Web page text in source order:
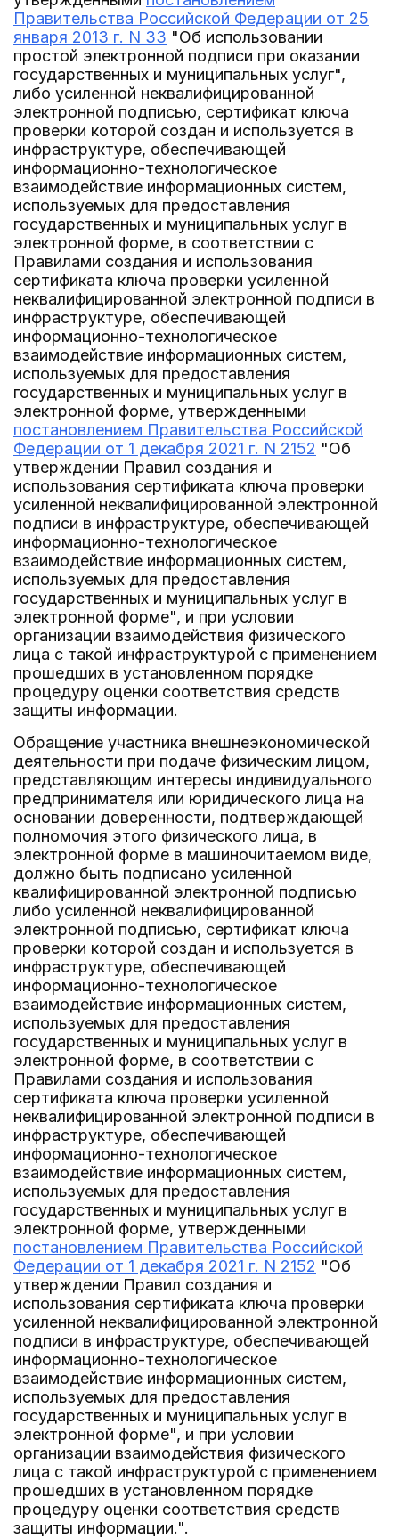
Правительства Российской Федерации от 25
января 2013 г. N 33 "Об использовании
простой электронной подписи при оказании
государственных и муниципальных услуг",
либо усиленной неквалифицированной
электронной подписью, сертификат ключа
проверки которой создан и используется в
инфраструктуре, обеспечивающей
информационно-технологическое
взаимодействие информационных систем,
используемых для предоставления
государственных и муниципальных услуг в
электронной форме, в соответствии с
Правилами создания и использования
сертификата ключа проверки усиленной
неквалифицированной электронной подписи в
инфраструктуре, обеспечивающей
информационно-технологическое
взаимодействие информационных систем,
используемых для предоставления
государственных и муниципальных услуг в
электронной форме, утвержденными
постановлением Правительства Российской
Федерации от 1 декабря 2021 г. N 2152 "Об
утверждении Правил создания и
использования сертификата ключа проверки
усиленной неквалифицированной электронной
подписи в инфраструктуре, обеспечивающей
информационно-технологическое
взаимодействие информационных систем,
используемых для предоставления
государственных и муниципальных услуг в
электронной форме", и при условии
организации взаимодействия физического
лица с такой инфраструктурой с применением
прошедших в установленном порядке
процедуру оценки соответствия средств
защиты информации.
Обращение участника внешнеэкономической
деятельности при подаче физическим лицом,
представляющим интересы индивидуального
предпринимателя или юридического лица на
основании доверенности, подтверждающей
полномочия этого физического лица, в
электронной форме в машиночитаемом виде,
должно быть подписано усиленной
квалифицированной электронной подписью
либо усиленной неквалифицированной
электронной подписью, сертификат ключа
проверки которой создан и используется в
инфраструктуре, обеспечивающей
информационно-технологическое
взаимодействие информационных систем,
используемых для предоставления
государственных и муниципальных услуг в
электронной форме, в соответствии с
Правилами создания и использования
сертификата ключа проверки усиленной
неквалифицированной электронной подписи в
инфраструктуре, обеспечивающей
информационно-технологическое
взаимодействие информационных систем,
используемых для предоставления
государственных и муниципальных услуг в
электронной форме, утвержденными
постановлением Правительства Российской
Федерации от 1 декабря 2021 г. N 2152 "Об
утверждении Правил создания и
использования сертификата ключа проверки
усиленной неквалифицированной электронной
подписи в инфраструктуре, обеспечивающей
информационно-технологическое
взаимодействие информационных систем,
используемых для предоставления
государственных и муниципальных услуг в
электронной форме", и при условии
организации взаимодействия физического
лица с такой инфраструктурой с применением
прошедших в установленном порядке
процедуру оценки соответствия средств
защиты информации.".